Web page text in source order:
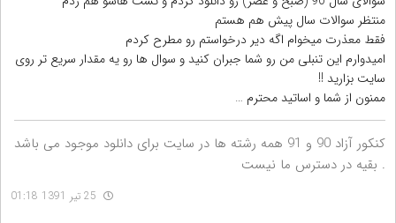
منتظر سوالات سال پیش هم هستم
فقط معذرت میخوام اگه دیر درخواستم رو مطرح کردم
امیدوارم این تنبلی من رو شما جبران کنید و سوال ها رو یه مقدار سریع تر روی
سایت بزارید !!
ممنون از شما و اساتید محترم …
کنکور آزاد 90 و 91 همه رشته ها در سایت برای دانلود موجود می باشد
. بقیه در دسترس ما نیست